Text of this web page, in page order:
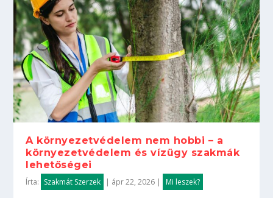
A környezetvédelem nem hobbi – a
környezetvédelem és vízügy szakmák
lehetőségei
Írta: Szakmát Szerzek | ápr 22, 2026 | Mi leszek?